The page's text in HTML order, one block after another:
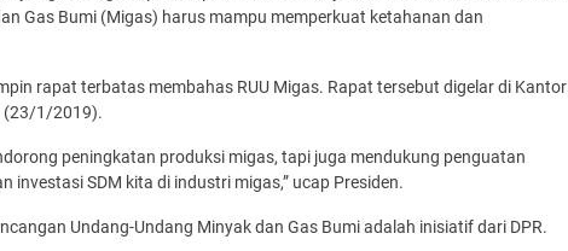
Gas Bumi (Migas) harus mampu memperkuat ketahanan dan
rapat terbatas membahas RUU Migas. Rapat tersebut digelar di Kantor
(23/1/2019).
peningkatan produksi migas, tapi juga mendukung penguatan
SDM kita di industri migas,” ucap Presiden.
Undang-Undang Minyak dan Gas Bumi adalah inisiatif dari DPR.